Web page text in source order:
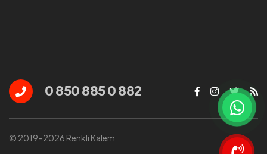
0 850 885 0 882
© 2019–2026 Renkli Kalem